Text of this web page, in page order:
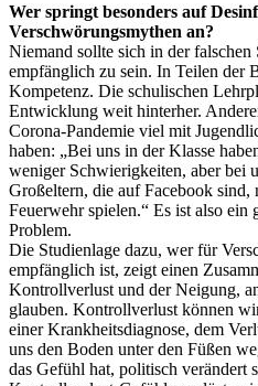
Wer springt besonders auf
Verschwörungsmythen an?
Niemand sollte sich in der
empfänglich zu sein. In Teilen der
Kompetenz. Die schulischen
Entwicklung weit hinterher.
Corona-Pandemie viel mit
haben: „Bei uns in der Klasse
weniger Schwierigkeiten, aber bei
Großeltern, die auf Facebook sind,
Feuerwehr spielen.“ Es ist also ein
Problem.
Die Studienlage dazu, wer für
empfänglich ist, zeigt einen
Kontrollverlust und der Neigung,
glauben. Kontrollverlust können
einer Krankheitsdiagnose, dem
uns den Boden unter den Füßen
das Gefühl hat, politisch verändert